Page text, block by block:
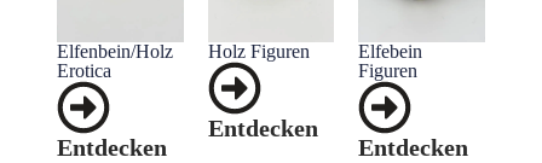
Elfenbein/Holz
Erotica
Entdecken
Holz Figuren
Entdecken
Elfebein
Figuren
Entdecken